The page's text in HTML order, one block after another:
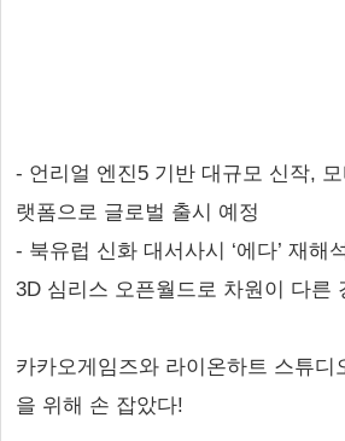
- 언리얼 엔진5 기반 대규모 신작,
랫폼으로 글로벌 출시 예정
- 북유럽 신화 대서사시 ‘에다’ 재해
3D 심리스 오픈월드로 차원이 다른
카카오게임즈와 라이온하트 스튜디
을 위해 손 잡았다!